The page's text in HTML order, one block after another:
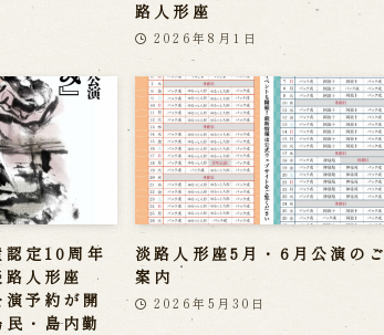
路人形座
2026年8月1日
認定10周年
人形座
演予約が開
・島内勤
淡路人形座5月・6月公演のご
案内
2026年5月30日